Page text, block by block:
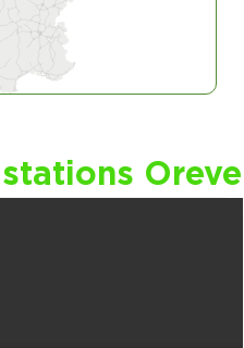
stations Oreve